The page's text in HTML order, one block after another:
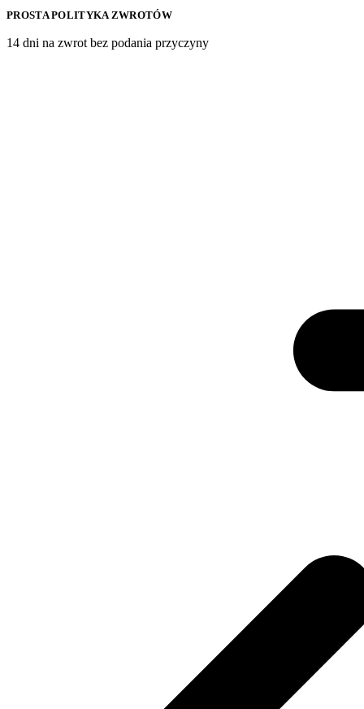
PROSTA POLITYKA ZWROTÓW
14 dni na zwrot bez podania przyczyny